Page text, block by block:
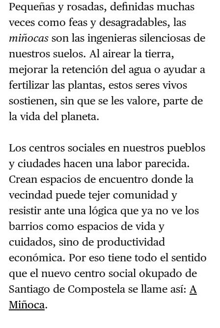
Pequeñas y rosadas, definidas muchas
veces como feas y desagradables, las
miñocasson las ingenieras silenciosas de
nuestros suelos. Al airear la tierra,
mejorar la retención del agua o ayudar a
fertilizar las plantas, estos seres vivos
sostienen, sin que se les valore, parte de
la vida del planeta.
Los centros sociales en nuestros pueblos
y ciudades hacen una labor parecida.
Crean espacios de encuentro donde la
vecindad puede tejer comunidad y
resistir ante una lógica que ya no ve los
barrios como espacios de vida y
cuidados, sino de productividad
económica. Por eso tiene todo el sentido
que el nuevo centro social okupado de
Santiago de Compostela se llame así: A
Miñoca.